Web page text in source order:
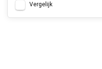
Vergelijk